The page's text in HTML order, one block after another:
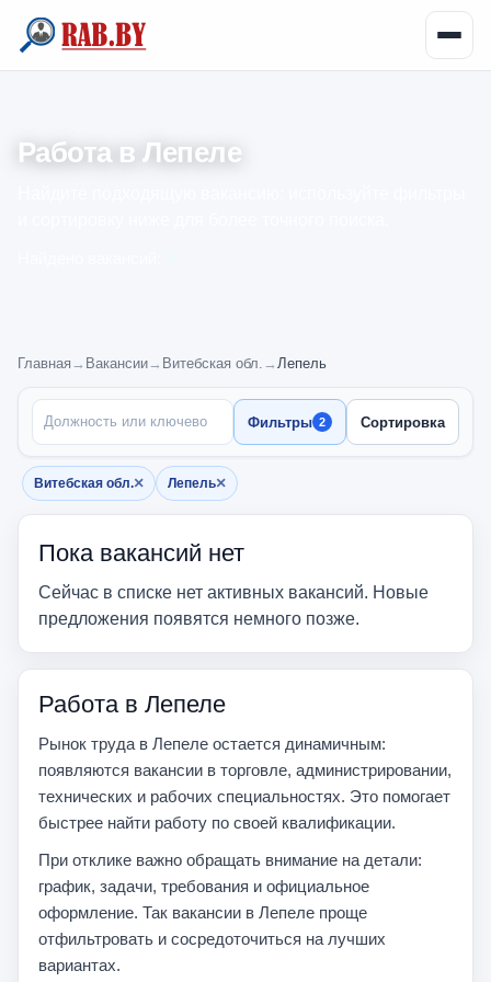
Работа в Лепеле
Главная → Вакансии→ Витебская обл. → Лепель
ПОИСК ПО НАЗВАНИЮ
Фильтры 2 Сортировка
Витебская обл.×
Убрать фильтр
Лепель×
Убрать фильтр
Пока вакансий нет
Сейчас в списке нет активных вакансий. Новые
предложения появятся немного позже.
Работа в Лепеле
Рынок труда в Лепеле остается динамичным:
появляются вакансии в торговле, администрировании,
технических и рабочих специальностях. Это помогает
быстрее найти работу по своей квалификации.
При отклике важно обращать внимание на детали:
график, задачи, требования и официальное
оформление. Так вакансии в Лепеле проще
отфильтровать и сосредоточиться на лучших
вариантах.